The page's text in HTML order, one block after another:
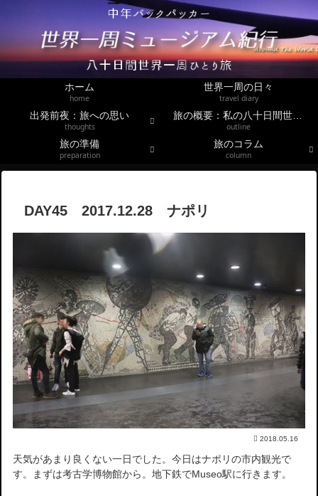
ホーム
home
世界一周の日々
travel diary
出発前夜：旅への思い
thoughts
旅の概要：私の八十日間世界一周
outline
旅の準備
preparation
旅のコラム
column
DAY45 2017.12.28 ナポリ
2018.05.16
天気があまり良くない一日でした。今日はナポリの市内観光で
す。まずは考古学博物館から。地下鉄でMuseo駅に行きます。